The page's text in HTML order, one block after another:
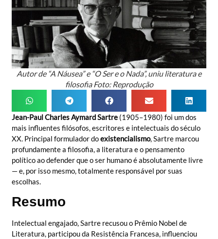
Autor de “A Náusea” e “O Ser e o Nada”, uniu literatura e
filosofia Foto: Reprodução
Jean-Paul Charles Aymard Sartre (1905–1980) foi um dos
mais influentes filósofos, escritores e intelectuais do século
XX. Principal formulador doexistencialismo, Sartre marcou
profundamente a filosofia, a literatura e o pensamento
político ao defender que o ser humano é absolutamente livre
— e, por isso mesmo, totalmente responsável por suas
escolhas.
Resumo
Intelectual engajado, Sartre recusou o Prêmio Nobel de
Literatura, participou da Resistência Francesa, influenciou